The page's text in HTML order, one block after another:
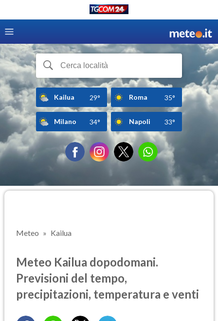
Kailua 29° Roma 35°
Milano 34° Napoli 33°
Meteo Kailua
Meteo Kailua dopodomani.
Previsioni del tempo,
precipitazioni, temperatura e venti